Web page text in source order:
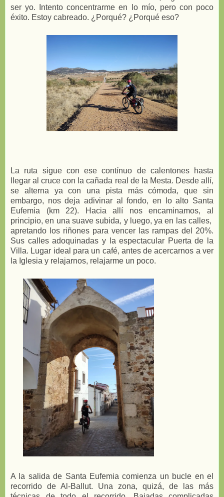
ser yo. Intento concentrarme en lo mío, pero con poco
éxito. Estoy cabreado. ¿Porqué? ¿Porqué eso?
La ruta sigue con ese contínuo de calentones hasta
llegar al cruce con la cañada real de la Mesta. Desde allí,
se alterna ya con una pista más cómoda, que sin
embargo, nos deja adivinar al fondo, en lo alto Santa
Eufemia (km 22). Hacia allí nos encaminamos, al
principio, en una suave subida, y luego, ya en las calles,
apretando los riñones para vencer las rampas del 20%.
Sus calles adoquinadas y la espectacular Puerta de la
Villa. Lugar ideal para un café, antes de acercarnos a ver
la Iglesia y relajarnos, relajarme un poco.
A la salida de Santa Eufemia comienza un bucle en el
recorrido de Al-Ballut. Una zona, quizá, de las más